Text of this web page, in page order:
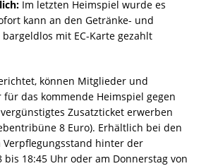
Im letzten Heimspiel wurde es
kann an den Getränke- und
mit EC-Karte gezahlt
können Mitglieder und
das kommende Heimspiel gegen
Zusatzticket erwerben
8 Euro). Erhältlich bei den
Verpflegungsstand hinter der
18:45 Uhr oder am Donnerstag von